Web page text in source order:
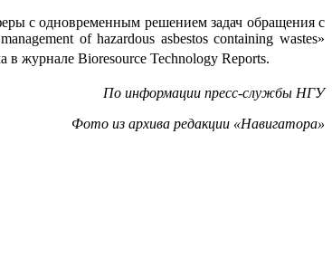
с одновременным решением задач обращения с
of hazardous asbestos containing wastes»
в журнале Bioresource Technology Reports.
По информации пресс-службы НГУ
Фото из архива редакции «Навигатора»